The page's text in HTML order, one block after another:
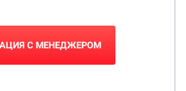
С МЕНЕДЖЕРОМ